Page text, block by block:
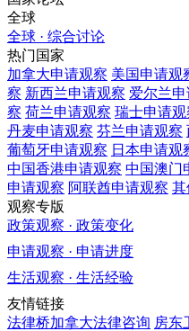
全球
全球 · 综合讨论
热门国家
加拿大申请观察 美国申请观
察 新西兰申请观察 爱尔兰
察 荷兰申请观察 瑞士申请观
丹麦申请观察 芬兰申请观察
葡萄牙申请观察 日本申请观
中国香港申请观察 中国澳门
申请观察 阿联酋申请观察 其
观察专版
政策观察 · 政策变化
申请观察 · 申请进度
生活观察 · 生活经验
友情链接
法律桥加拿大法律咨询 房东